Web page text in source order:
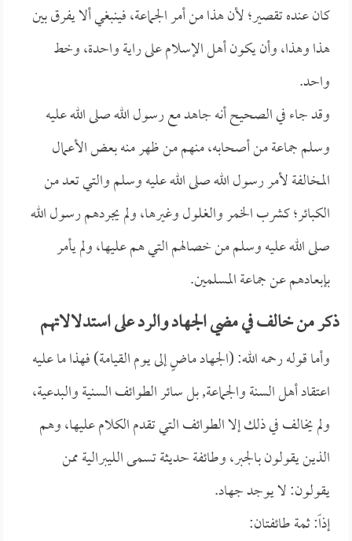
كان عنده تقصير؛ لأن هذا من أمر الجماعة، فينبغي ألا يفرق بين
هذا وهذا، وأن يكون أهل الإسلام على راية واحدة، وخط
واحد.
وقد جاء في الصحيح أنه جاهد مع رسول الله صلى الله عليه
وسلم جماعة من أصحابه، منهم من ظهر منه بعض الأعمال
المخالفة لأمر رسول الله صلى الله عليه وسلم والتي تعد من
الكبائر؛ كشرب الخمر والغلول وغيرها، ولم يجردهم رسول الله
صلى الله عليه وسلم من خصالهم التي هم عليها، ولم يأمر
بإبعادهم عن جماعة المسلمين.
ذكر من خالف في مضي الجهاد والرد على استدلالاتهم
وأما قوله رحمه الله: (الجهاد ماضٍ إلى يوم القيامة) فهذا ما عليه
اعتقاد أهل السنة والجماعة, بل سائر الطوائف السنية والبدعية،
ولم يخالف في ذلك إلا الطوائف التي تقدم الكلام عليها، وهم
الذين يقولون بالجبر، وطائفة حديثة تسمى الليبرالية ممن
يقولون: لا يوجد جهاد.
إذاً: ثمة طائفتان: